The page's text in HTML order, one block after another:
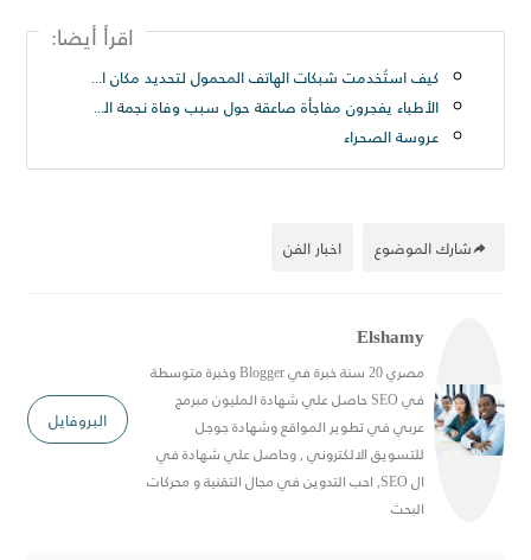
اقرأ أيضا:
كيف استُخدمت شبكات الهاتف المحمول لتحديد مكان الأميرة لطيفة Princess Latifah - حريتي العربيه - صنداي تلغراف
الأطباء يفجرون مفاجأة صاعقة حول سبب وفاة نجمة الرقص الشرقي ناريمان عبود Nariman Abboud
عروسة الصحراء
اخبار الفن شارك الموضوع
Elshamy
مصري 20 سنة خبرة في Blogger وخبرة متوسطة
في SEO حاصل علي شهادة المليون مبرمج
عربي في تطوير المواقع وشهادة جوجل
للتسويق الالكتروني , وحاصل علي شهادة في
ال SEO, احب التدوين في مجال التقنية و محركات
البحث
البروفايل